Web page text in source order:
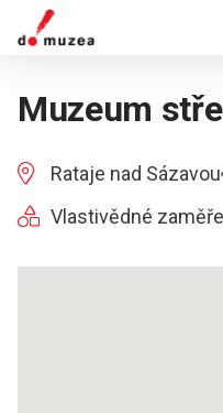
Muzeum
Rataje nad Sázavou
Vlastivědné